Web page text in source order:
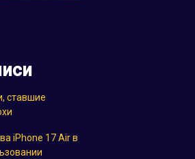
ставшие
iPhone 17 Air в